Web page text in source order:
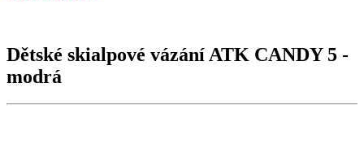
Dětské skialpové vázání ATK CANDY 5 -
modrá